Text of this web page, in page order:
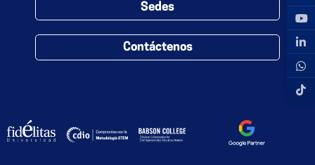
Sedes
Contáctenos